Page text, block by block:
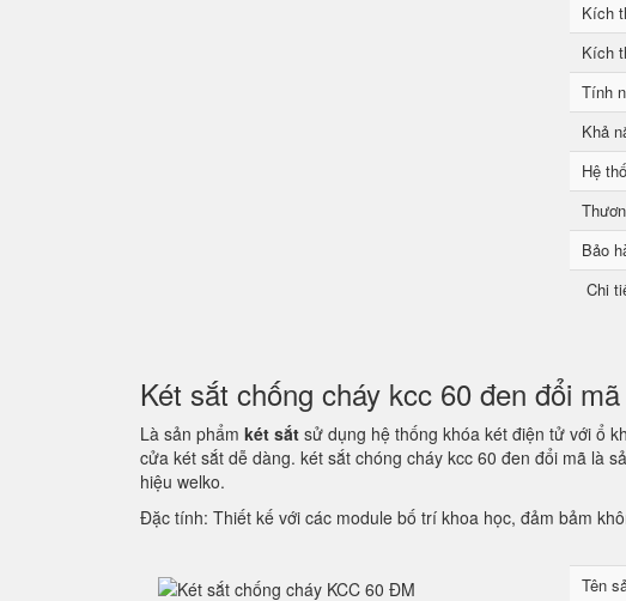
Kích
Kích
Tính
Khả
Hệ
Bảo
Chi
Két sắt chống cháy kcc 60 đen đổi mã
Là sản phẩm két sắt sử dụng hệ thống khóa két điện tử với ổ
cửa két sắt dễ dàng. két sắt chóng cháy kcc 60 đen đổi mã là
hiệu welko.
Đặc tính: Thiết kế với các module bố trí khoa học, đảm bảm
Tên